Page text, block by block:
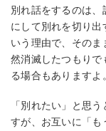
別れ話をするのは
にして別れを切り
いう理由で、そのま
然消滅したつもりで
る場合もありますよ。
「別れたい」と思
すが、お互いに「も